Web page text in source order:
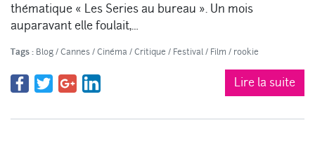
thématique « Les Series au bureau ». Un mois
auparavant elle foulait,…
Tags : Blog/Cannes/Cinéma /Critique / Festival/ Film / rookie
Lire la suite